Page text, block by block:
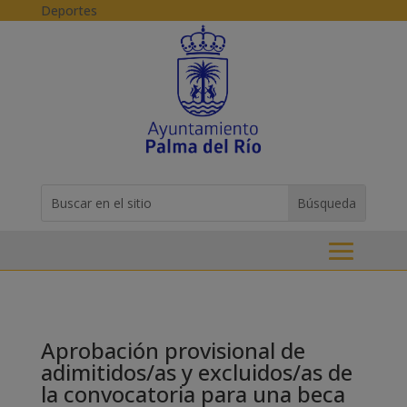
Skip to content
Deportes
for...
Aprobación provisional de
adimitidos/as y excluidos/as de
la convocatoria para una beca